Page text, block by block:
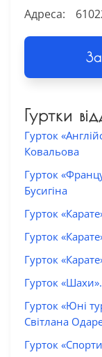
Адреса:
Гуртки
Гурток
Ковальова
Гурток
Бусигіна
Гурток
Гурток
Гурток
Гурток
Гурток «Юні
Світлана
Гурток